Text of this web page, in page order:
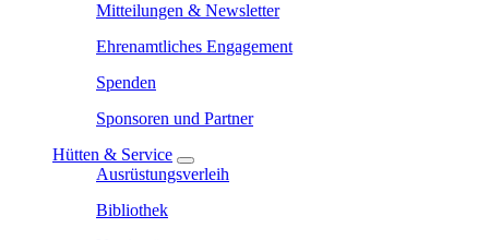
Mitteilungen & Newsletter
Ehrenamtliches Engagement
Spenden
Sponsoren und Partner
Hütten & Service
Ausrüstungsverleih
Bibliothek